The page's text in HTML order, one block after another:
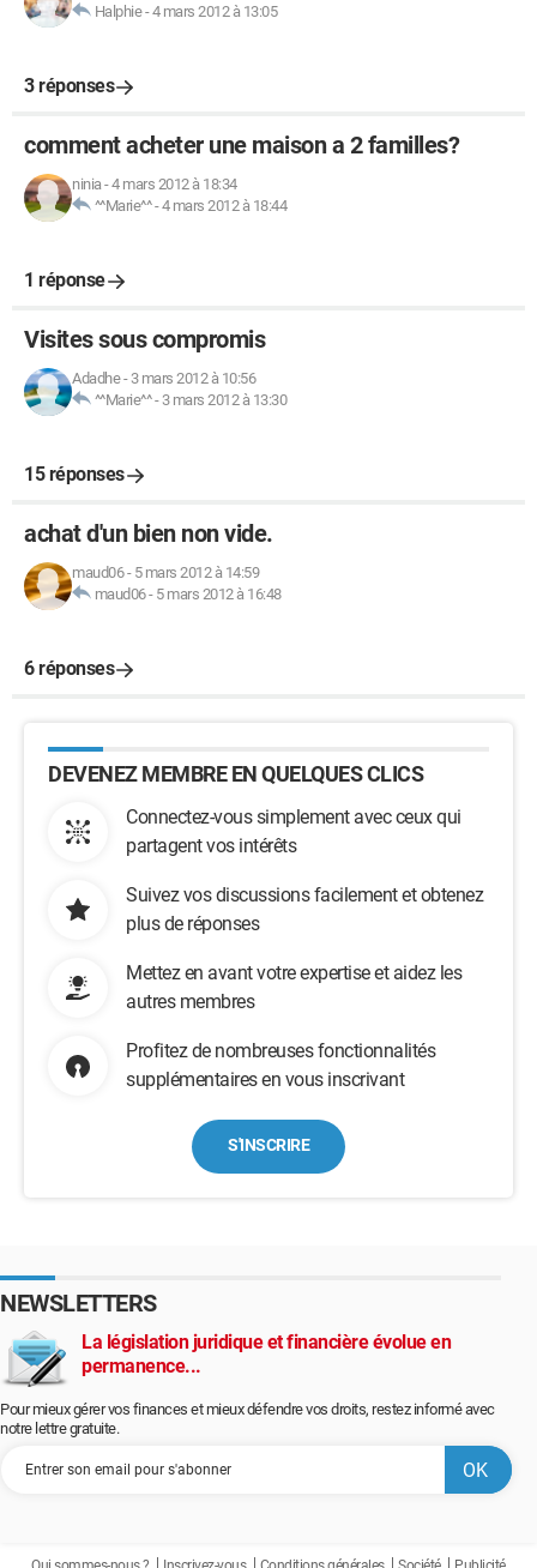
Halphie-4 mars 2012 à 13:05
3 réponses
comment acheter une maison a 2 familles?
ninia-4 mars 2012 à 18:34
^^Marie^^-4 mars 2012 à 18:44
1 réponse
Visites sous compromis
Adadhe- 3 mars 2012 à 10:56
^^Marie^^- 3 mars 2012 à 13:30
15 réponses
achat d'un bien non vide.
maud06- 5 mars 2012 à 14:59
maud06- 5 mars 2012 à 16:48
6 réponses
DEVENEZ MEMBRE EN QUELQUES CLICS
Connectez-vous simplement avec ceux qui
partagent vos intérêts
Suivez vos discussions facilement et obtenez
plus de réponses
Mettez en avant votre expertise et aidez les
autres membres
Profitez de nombreuses fonctionnalités
supplémentaires en vous inscrivant
S'INSCRIRE
NEWSLETTERS
La législation juridique et financière évolue en
permanence...
Pour mieux gérer vos finances et mieux défendre vos droits, restez informé avec
notre lettre gratuite.